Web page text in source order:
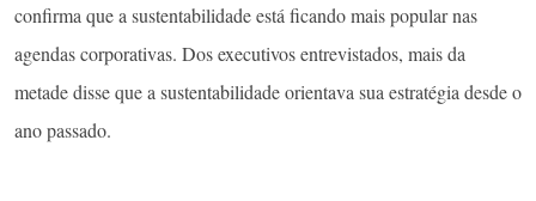
confirma que a sustentabilidade está ficando mais popular nas
agendas corporativas. Dos executivos entrevistados, mais da
metade disse que a sustentabilidade orientava sua estratégia desde o
ano passado.